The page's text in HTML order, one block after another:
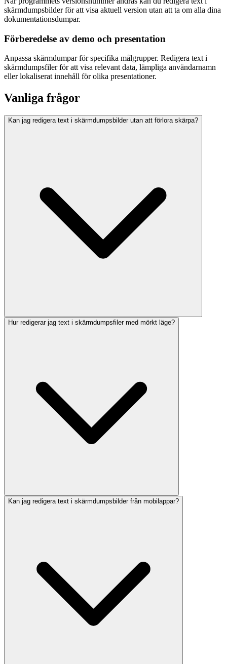
skärmdumpsbilder för att visa aktuell version utan att ta om alla dina
dokumentationsdumpar.
Förberedelse av demo och presentation
Anpassa skärmdumpar för specifika målgrupper. Redigera text i
skärmdumpsfiler för att visa relevant data, lämpliga användarnamn
eller lokaliserat innehåll för olika presentationer.
Vanliga frågor
Kan jag redigera text i skärmdumpsbilder utan att förlora skärpa?
Hur redigerar jag text i skärmdumpsfiler med mörkt läge?
Kan jag redigera text i skärmdumpsbilder från mobilappar?